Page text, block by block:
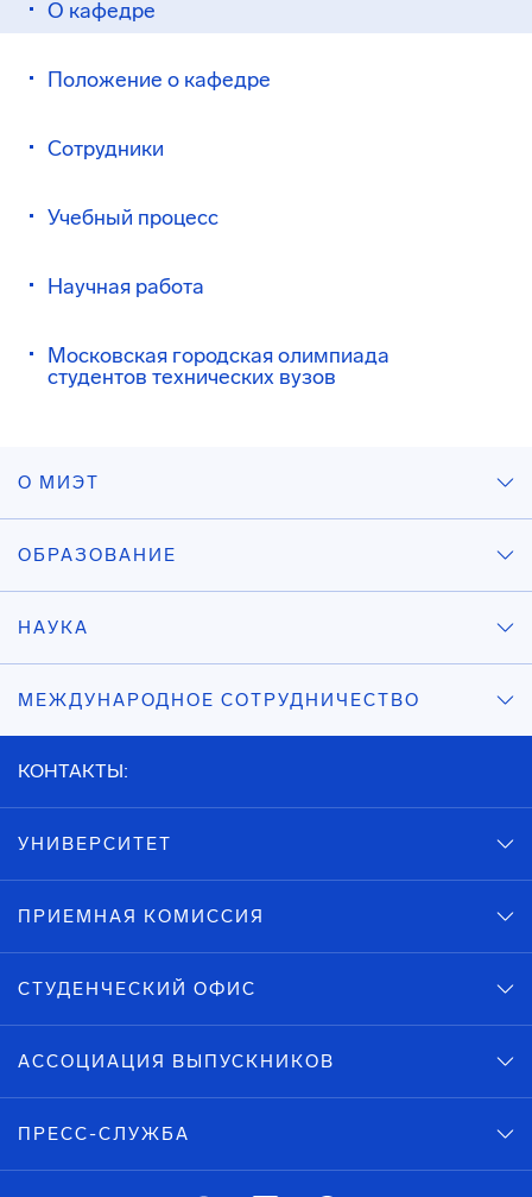
О кафедре
Положение о кафедре
Сотрудники
Учебный процесс
Научная работа
Московская городская олимпиада
студентов технических вузов
О МИЭТ
ОБРАЗОВАНИЕ
НАУКА
МЕЖДУНАРОДНОЕ СОТРУДНИЧЕСТВО
КОНТАКТЫ:
УНИВЕРСИТЕТ
ПРИЕМНАЯ КОМИССИЯ
СТУДЕНЧЕСКИЙ ОФИС
АССОЦИАЦИЯ ВЫПУСКНИКОВ
ПРЕСС-СЛУЖБА